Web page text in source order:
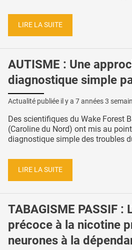
LIRE LA SUITE
AUTISME : Une
diagnostique simple
Actualité publiée il y a 7 années 3
Des scientifiques du Wake Forest
(Caroline du Nord) ont mis au
diagnostique simple des troubles
LIRE LA SUITE
TABAGISME PASSIF :
précoce à la nicotine
neurones à la